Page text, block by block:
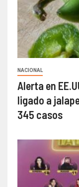
NACIONAL
Alerta en
ligado a
345 casos